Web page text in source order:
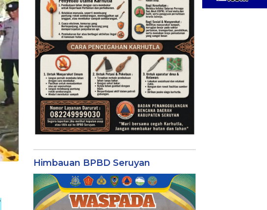
Himbauan BPBD Seruyan